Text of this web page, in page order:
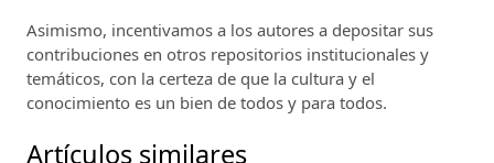
Asimismo, incentivamos a los autores a depositar sus
contribuciones en otros repositorios institucionales y
temáticos, con la certeza de que la cultura y el
conocimiento es un bien de todos y para todos.
Artículos similares